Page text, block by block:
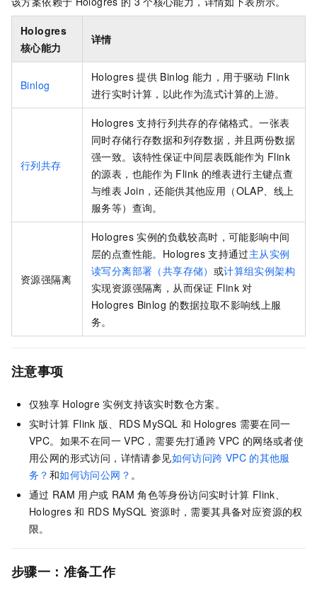
Hologres
核心能力
详情
Binlog
Hologres 提供 Binlog 能力，用于驱动 Flink
进行实时计算，以此作为流式计算的上游。
行列共存
Hologres 支持行列共存的存储格式。一张表
同时存储行存数据和列存数据，并且两份数据
强一致。该特性保证中间层表既能作为 Flink
的源表，也能作为 Flink 的维表进行主键点查
与维表 Join，还能供其他应用（OLAP、线上
服务等）查询。
资源强隔离
Hologres 实例的负载较高时，可能影响中间
层的点查性能。Hologres 支持通过主从实例
读写分离部署（共享存储） 或计算组实例架构
实现资源强隔离，从而保证 Flink 对
Hologres Binlog 的数据拉取不影响线上服
务。
注意事项
仅独享 Hologre 实例支持该实时数仓方案。
实时计算 Flink 版、RDS MySQL 和 Hologres 需要在同一
VPC。如果不在同一 VPC，需要先打通跨 VPC 的网络或者使
用公网的形式访问，详情请参见如何访问跨 VPC 的其他服
务？ 和如何访问公网？ 。
通过 RAM 用户或 RAM 角色等身份访问实时计算 Flink、
Hologres 和 RDS MySQL 资源时，需要其具备对应资源的权
限。
步骤一：准备工作